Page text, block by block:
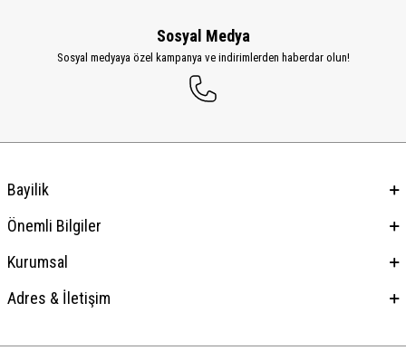
Sosyal Medya
Sosyal medyaya özel kampanya ve indirimlerden haberdar olun!
Bayilik
Önemli Bilgiler
Kurumsal
Adres & İletişim